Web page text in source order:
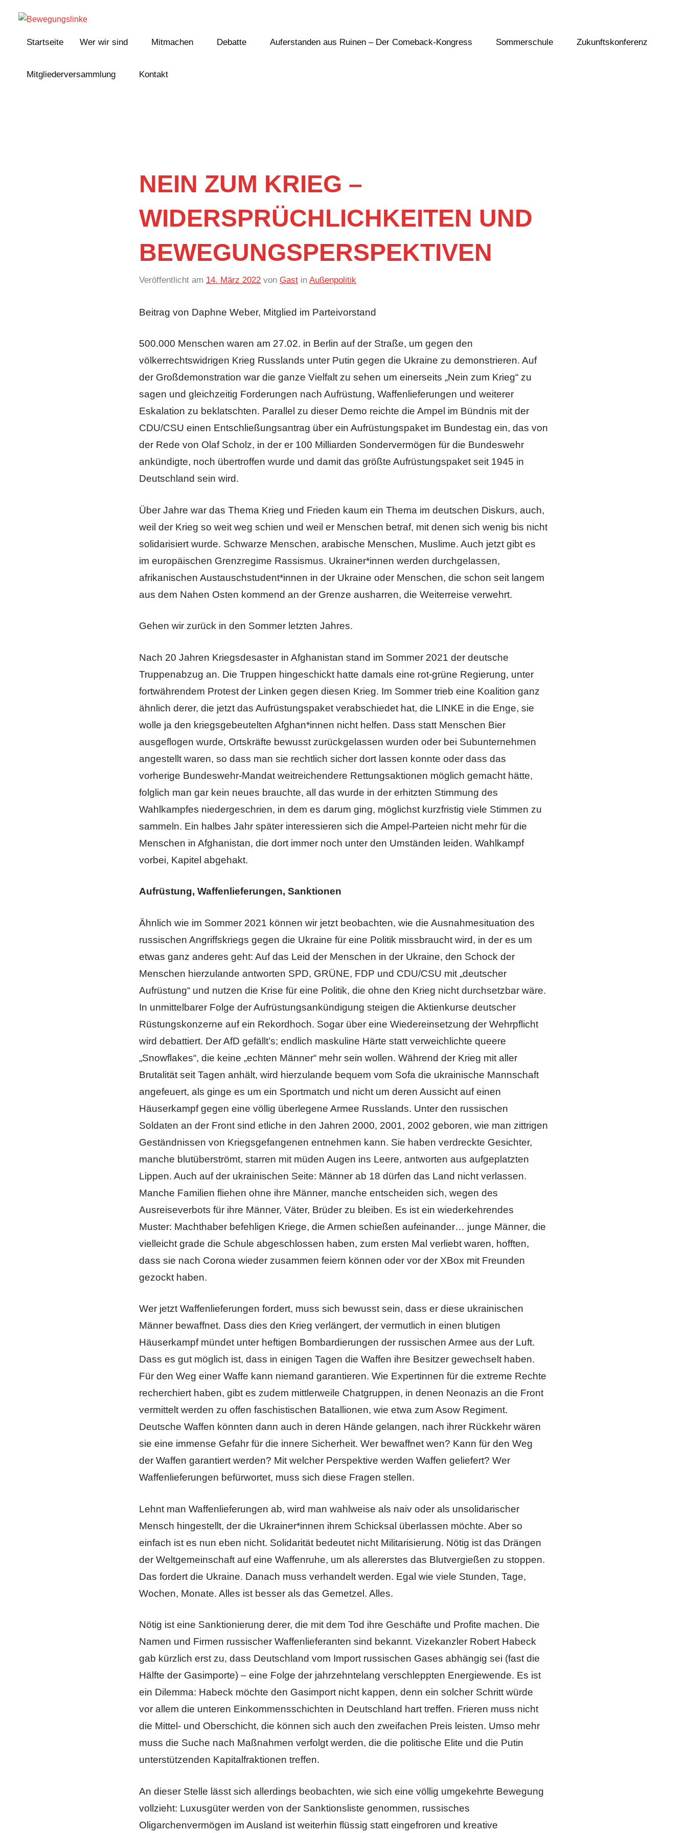
Inhalt
Startseite Wer wir sind Mitmachen Debatte Auferstanden aus Ruinen – Der Comeback-Kongress Sommerschule Zukunftskonferenz
Mitgliederversammlung Kontakt
NEIN ZUM KRIEG –
WIDERSPRÜCHLICHKEITEN UND
BEWEGUNGSPERSPEKTIVEN
Veröffentlicht am 14. März 2022 von Gast in Außenpolitik
Beitrag von Daphne Weber, Mitglied im Parteivorstand
500.000 Menschen waren am 27.02. in Berlin auf der Straße, um gegen den
völkerrechtswidrigen Krieg Russlands unter Putin gegen die Ukraine zu demonstrieren. Auf
der Großdemonstration war die ganze Vielfalt zu sehen um einerseits „Nein zum Krieg“ zu
sagen und gleichzeitig Forderungen nach Aufrüstung, Waffenlieferungen und weiterer
Eskalation zu beklatschten. Parallel zu dieser Demo reichte die Ampel im Bündnis mit der
CDU/CSU einen Entschließungsantrag über ein Aufrüstungspaket im Bundestag ein, das von
der Rede von Olaf Scholz, in der er 100 Milliarden Sondervermögen für die Bundeswehr
ankündigte, noch übertroffen wurde und damit das größte Aufrüstungspaket seit 1945 in
Deutschland sein wird.
Über Jahre war das Thema Krieg und Frieden kaum ein Thema im deutschen Diskurs, auch,
weil der Krieg so weit weg schien und weil er Menschen betraf, mit denen sich wenig bis nicht
solidarisiert wurde. Schwarze Menschen, arabische Menschen, Muslime. Auch jetzt gibt es
im europäischen Grenzregime Rassismus. Ukrainer*innen werden durchgelassen,
afrikanischen Austauschstudent*innen in der Ukraine oder Menschen, die schon seit langem
aus dem Nahen Osten kommend an der Grenze ausharren, die Weiterreise verwehrt.
Gehen wir zurück in den Sommer letzten Jahres.
Nach 20 Jahren Kriegsdesaster in Afghanistan stand im Sommer 2021 der deutsche
Truppenabzug an. Die Truppen hingeschickt hatte damals eine rot-grüne Regierung, unter
fortwährendem Protest der Linken gegen diesen Krieg. Im Sommer trieb eine Koalition ganz
ähnlich derer, die jetzt das Aufrüstungspaket verabschiedet hat, die LINKE in die Enge, sie
wolle ja den kriegsgebeutelten Afghan*innen nicht helfen. Dass statt Menschen Bier
ausgeflogen wurde, Ortskräfte bewusst zurückgelassen wurden oder bei Subunternehmen
angestellt waren, so dass man sie rechtlich sicher dort lassen konnte oder dass das
vorherige Bundeswehr-Mandat weitreichendere Rettungsaktionen möglich gemacht hätte,
folglich man gar kein neues brauchte, all das wurde in der erhitzten Stimmung des
Wahlkampfes niedergeschrien, in dem es darum ging, möglichst kurzfristig viele Stimmen zu
sammeln. Ein halbes Jahr später interessieren sich die Ampel-Parteien nicht mehr für die
Menschen in Afghanistan, die dort immer noch unter den Umständen leiden. Wahlkampf
vorbei, Kapitel abgehakt.
Aufrüstung, Waffenlieferungen, Sanktionen
Ähnlich wie im Sommer 2021 können wir jetzt beobachten, wie die Ausnahmesituation des
russischen Angriffskriegs gegen die Ukraine für eine Politik missbraucht wird, in der es um
etwas ganz anderes geht: Auf das Leid der Menschen in der Ukraine, den Schock der
Menschen hierzulande antworten SPD, GRÜNE, FDP und CDU/CSU mit „deutscher
Aufrüstung“ und nutzen die Krise für eine Politik, die ohne den Krieg nicht durchsetzbar wäre.
In unmittelbarer Folge der Aufrüstungsankündigung steigen die Aktienkurse deutscher
Rüstungskonzerne auf ein Rekordhoch. Sogar über eine Wiedereinsetzung der Wehrpflicht
wird debattiert. Der AfD gefällt’s; endlich maskuline Härte statt verweichlichte queere
„Snowflakes“, die keine „echten Männer“ mehr sein wollen. Während der Krieg mit aller
Brutalität seit Tagen anhält, wird hierzulande bequem vom Sofa die ukrainische Mannschaft
angefeuert, als ginge es um ein Sportmatch und nicht um deren Aussicht auf einen
Häuserkampf gegen eine völlig überlegene Armee Russlands. Unter den russischen
Soldaten an der Front sind etliche in den Jahren 2000, 2001, 2002 geboren, wie man zittrigen
Geständnissen von Kriegsgefangenen entnehmen kann. Sie haben verdreckte Gesichter,
manche blutüberströmt, starren mit müden Augen ins Leere, antworten aus aufgeplatzten
Lippen. Auch auf der ukrainischen Seite: Männer ab 18 dürfen das Land nicht verlassen.
Manche Familien fliehen ohne ihre Männer, manche entscheiden sich, wegen des
Ausreiseverbots für ihre Männer, Väter, Brüder zu bleiben. Es ist ein wiederkehrendes
Muster: Machthaber befehligen Kriege, die Armen schießen aufeinander… junge Männer, die
vielleicht grade die Schule abgeschlossen haben, zum ersten Mal verliebt waren, hofften,
dass sie nach Corona wieder zusammen feiern können oder vor der XBox mit Freunden
gezockt haben.
Wer jetzt Waffenlieferungen fordert, muss sich bewusst sein, dass er diese ukrainischen
Männer bewaffnet. Dass dies den Krieg verlängert, der vermutlich in einen blutigen
Häuserkampf mündet unter heftigen Bombardierungen der russischen Armee aus der Luft.
Dass es gut möglich ist, dass in einigen Tagen die Waffen ihre Besitzer gewechselt haben.
Für den Weg einer Waffe kann niemand garantieren. Wie Expertinnen für die extreme Rechte
recherchiert haben, gibt es zudem mittlerweile Chatgruppen, in denen Neonazis an die Front
vermittelt werden zu offen faschistischen Batallionen, wie etwa zum Asow Regiment.
Deutsche Waffen könnten dann auch in deren Hände gelangen, nach ihrer Rückkehr wären
sie eine immense Gefahr für die innere Sicherheit. Wer bewaffnet wen? Kann für den Weg
der Waffen garantiert werden? Mit welcher Perspektive werden Waffen geliefert? Wer
Waffenlieferungen befürwortet, muss sich diese Fragen stellen.
Lehnt man Waffenlieferungen ab, wird man wahlweise als naiv oder als unsolidarischer
Mensch hingestellt, der die Ukrainer*innen ihrem Schicksal überlassen möchte. Aber so
einfach ist es nun eben nicht. Solidarität bedeutet nicht Militarisierung. Nötig ist das Drängen
der Weltgemeinschaft auf eine Waffenruhe, um als allererstes das Blutvergießen zu stoppen.
Das fordert die Ukraine. Danach muss verhandelt werden. Egal wie viele Stunden, Tage,
Wochen, Monate. Alles ist besser als das Gemetzel. Alles.
Nötig ist eine Sanktionierung derer, die mit dem Tod ihre Geschäfte und Profite machen. Die
Namen und Firmen russischer Waffenlieferanten sind bekannt. Vizekanzler Robert Habeck
gab kürzlich erst zu, dass Deutschland vom Import russischen Gases abhängig sei (fast die
Hälfte der Gasimporte) – eine Folge der jahrzehntelang verschleppten Energiewende. Es ist
ein Dilemma: Habeck möchte den Gasimport nicht kappen, denn ein solcher Schritt würde
vor allem die unteren Einkommensschichten in Deutschland hart treffen. Frieren muss nicht
die Mittel- und Oberschicht, die können sich auch den zweifachen Preis leisten. Umso mehr
muss die Suche nach Maßnahmen verfolgt werden, die die politische Elite und die Putin
unterstützenden Kapitalfraktionen treffen.
An dieser Stelle lässt sich allerdings beobachten, wie sich eine völlig umgekehrte Bewegung
vollzieht: Luxusgüter werden von der Sanktionsliste genommen, russisches
Oligarchenvermögen im Ausland ist weiterhin flüssig statt eingefroren und kreative